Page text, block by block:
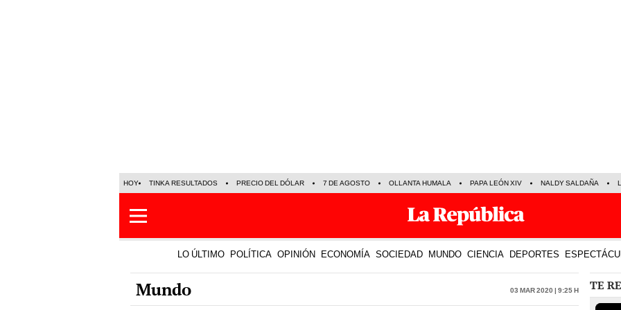
HOY TINKA RESULTADOS PRECIO DEL DÓLAR 7 DE AGOSTO OLLANTA HUMALA PAPA LEÓN XIV NALDY SALDAÑA
LO ÚLTIMO POLÍTICA OPINIÓN ECONOMÍA SOCIEDAD MUNDO CIENCIA DEPORTES
Mundo 03 Mar 2020 | 9:25 h TE